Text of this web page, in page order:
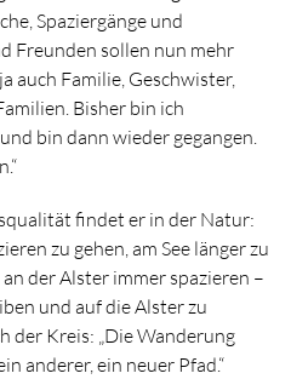
Spaziergänge und
Freunden sollen nun mehr
auch Familie, Geschwister,
Bisher bin ich
bin dann wieder gegangen.
findet er in der Natur:
zu gehen, am See länger zu
der Alster immer spazieren –
und auf die Alster zu
der Kreis: „Die Wanderung
anderer, ein neuer Pfad.“